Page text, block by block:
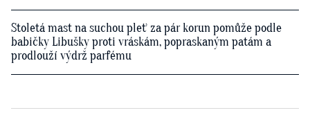
Stoletá mast na suchou pleť za pár korun pomůže podle
babičky Libušky proti vráskám, popraskaným patám a
prodlouží výdrž parfému